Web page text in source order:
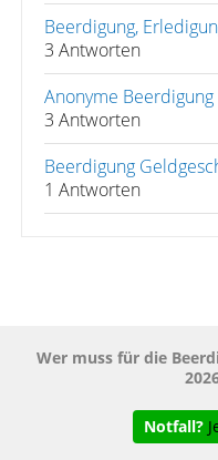
Beerdigung,
3 Antworten
Anonyme Beerdigung
3 Antworten
Beerdigung
1 Antworten
Wer muss für die
Notfall?